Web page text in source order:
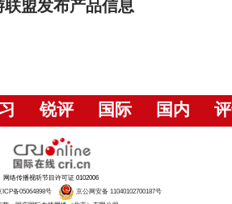
盟发布产品信息
锐评 国际 国内
网络传播视听节目许可证 0102006
ICP备05064898号
京公网安备 11040102700187号